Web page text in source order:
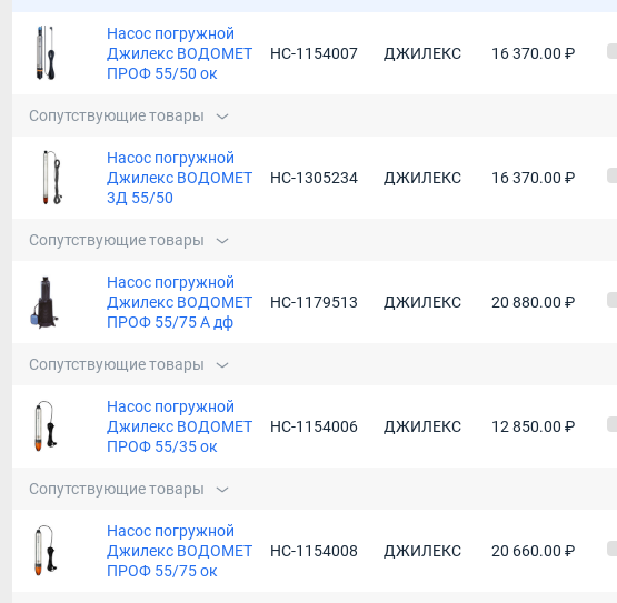
Насос погружной
Джилекс ВОДОМЕТ
ПРОФ 55/50 ок
НС-1154007 ДЖИЛЕКС 16 370.00 ₽
Сопутствующие товары
Насос погружной
Джилекс ВОДОМЕТ
3Д 55/50
НС-1305234 ДЖИЛЕКС 16 370.00 ₽
Сопутствующие товары
Насос погружной
Джилекс ВОДОМЕТ
ПРОФ 55/75 А дф
НС-1179513 ДЖИЛЕКС 20 880.00 ₽
Сопутствующие товары
Насос погружной
Джилекс ВОДОМЕТ
ПРОФ 55/35 ок
НС-1154006 ДЖИЛЕКС 12 850.00 ₽
Сопутствующие товары
Насос погружной
Джилекс ВОДОМЕТ
ПРОФ 55/75 ок
НС-1154008 ДЖИЛЕКС 20 660.00 ₽